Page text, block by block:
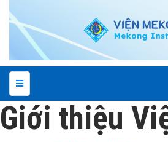
Giới thiệu